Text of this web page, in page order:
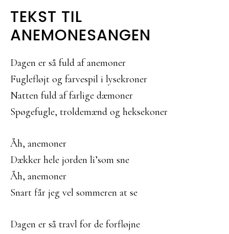
TEKST TIL
ANEMONESANGEN
Dagen er så fuld af anemoner
Fuglefløjt og farvespil i lysekroner
Natten fuld af farlige dæmoner
Spøgefugle, troldemænd og heksekoner
Åh, anemoner
Dækker hele jorden li’som sne
Åh, anemoner
Snart får jeg vel sommeren at se
Dagen er så travl for de forfløjne